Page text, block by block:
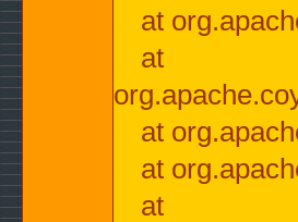
at
at
at
at
at